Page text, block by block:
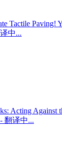
Tactile Paving!
中...
Acting Against
翻译中...